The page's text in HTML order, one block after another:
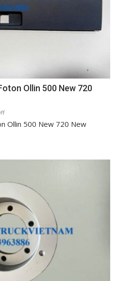
Ollin 500 New 720
on
Nắp
Ollin
500
720
New
Ollin120
Ollin 500 New 720 New